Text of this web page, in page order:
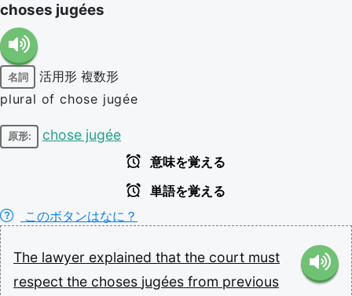
choses jugées
名詞 活用形 複数形
plural of chose jugée
原形: chose jugée
意味を覚える
単語を覚える
このボタンはなに？
The lawyer explained that the court must
respect the choses jugées from previous